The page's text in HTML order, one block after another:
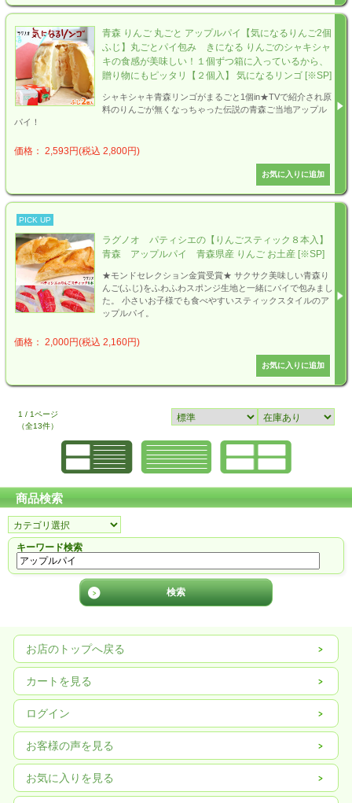
青森 りんご 丸ごと アップルパイ【気になるりんご2個
ふじ】丸ごとパイ包み きになる りんごのシャキシャ
キの食感が美味しい！１個ずつ箱に入っているから、
贈り物にもピッタリ【２個入】 気になるリンゴ [※SP]
シャキシャキ青森リンゴがまるごと1個in★TVで紹介され原
料のりんごが無くなっちゃった伝説の青森ご当地アップル
パイ！
価格： 2,593円(税込 2,800円)
PICK UP
ラグノオ パティシエの【りんごスティック８本入】
青森 アップルパイ 青森県産 りんご お土産 [※SP]
★モンドセレクション金賞受賞★ サクサク美味しい青森り
んご(ふじ)をふわふわスポンジ生地と一緒にパイで包みまし
た。 小さいお子様でも食べやすいスティックスタイルのア
ップルパイ。
価格： 2,000円(税込 2,160円)
1 / 1ページ
（全13件）
商品検索
キーワード検索
お店のトップへ戻る
カートを見る
ログイン
お客様の声を見る
お気に入りを見る